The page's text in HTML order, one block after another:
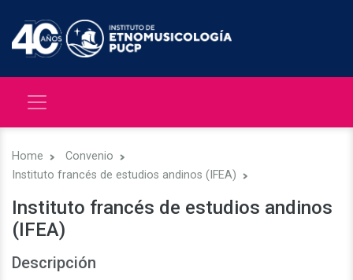
Home
Convenio
Instituto francés de estudios andinos (IFEA)
Instituto francés de estudios andinos
(IFEA)
Descripción